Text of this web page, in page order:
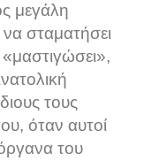
μεγάλη
να σταματήσει
τους
όταν αυτοί
του